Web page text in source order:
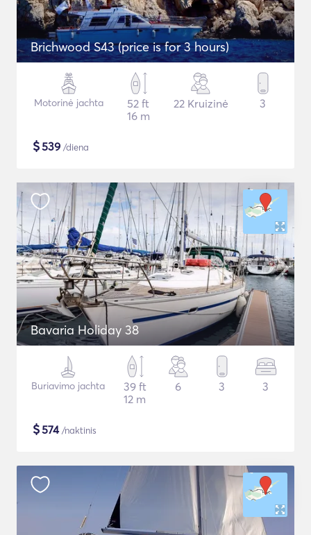
Brichwood S43 (price is for 3 hours)
Motorinė jachta
52 ft
16 m
22 Kruizinė 3
$539 /diena
Bavaria Holiday 38
Buriavimo jachta
39 ft
12 m
6 3 3
$574/naktinis